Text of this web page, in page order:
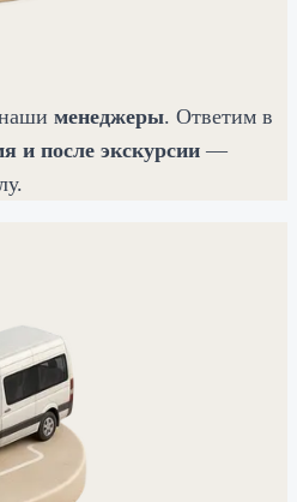
менеджеры. Ответим в
и после экскурсии —